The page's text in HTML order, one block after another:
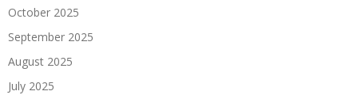
October 2025
September 2025
August 2025
July 2025